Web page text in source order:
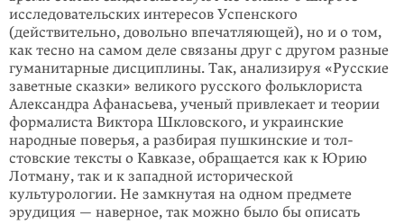
исследова­тельских интере­сов Успенского
(действительно, довольно впечатляю­щей), но и о том,
как тесно на самом деле связаны друг с другом разные
гуманитарные дисциплины. Так, анализируя «Русские
заветные сказки» великого русского фолькло­риста
Александра Афанасьева, ученый привлекает и теории
формалиста Виктора Шкловского, и украин­ские
народные поверья, а разбирая пушкинские и тол­
стовские тексты о Кавказе, обращается как к Юрию
Лотману, так и к западной истори­ческой
культурологии. Не замкнутая на одном предмете
эруди­ция — наверное, так можно было бы описать